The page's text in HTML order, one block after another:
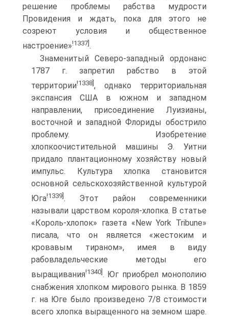
решение проблемы рабства мудрости
Провидения и ждать, пока для этого не
созреют условия и общественное
настроение»!1337] .
Знаменитый Северо-западный ордонанс
1787 г. запретил рабство в этой
территории!1338], однако территориальная
экспансия США в южном и западном
направлении, присоединение Луизианы,
восточной и западной Флориды обострило
проблему. Изобретение
хлопкоочистительной машины Э. Уитни
придало плантационному хозяйству новый
импульс. Культура хлопка становится
основной сельскохозяйственной культурой
Юга!1339] . Этот район современники
называли царством короля-хлопка. В статье
«Король-хлопок» газета «New York Tribune»
писала, что он является «жестоким и
кровавым тираном», имея в виду
рабовладельческие методы его
выращивания!1340] . Юг приобрел монополию
снабжения хлопком мирового рынка. В 1859
г. на Юге было произведено 7/8 стоимости
всего хлопка выращенного на земном шаре.